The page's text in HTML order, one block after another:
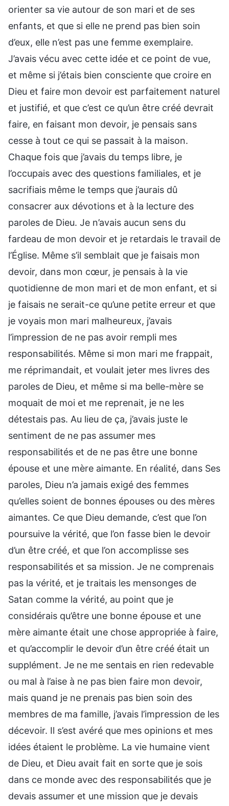
orienter sa vie autour de son mari et de ses
enfants, et que si elle ne prend pas bien soin
d’eux, elle n’est pas une femme exemplaire.
J’avais vécu avec cette idée et ce point de vue,
et même si j’étais bien consciente que croire en
Dieu et faire mon devoir est parfaitement naturel
et justifié, et que c’est ce qu’un être créé devrait
faire, en faisant mon devoir, je pensais sans
cesse à tout ce qui se passait à la maison.
Chaque fois que j’avais du temps libre, je
l’occupais avec des questions familiales, et je
sacrifiais même le temps que j’aurais dû
consacrer aux dévotions et à la lecture des
paroles de Dieu. Je n’avais aucun sens du
fardeau de mon devoir et je retardais le travail de
l’Église. Même s’il semblait que je faisais mon
devoir, dans mon cœur, je pensais à la vie
quotidienne de mon mari et de mon enfant, et si
je faisais ne serait-ce qu’une petite erreur et que
je voyais mon mari malheureux, j’avais
l’impression de ne pas avoir rempli mes
responsabilités. Même si mon mari me frappait,
me réprimandait, et voulait jeter mes livres des
paroles de Dieu, et même si ma belle-mère se
moquait de moi et me reprenait, je ne les
détestais pas. Au lieu de ça, j’avais juste le
sentiment de ne pas assumer mes
responsabilités et de ne pas être une bonne
épouse et une mère aimante. En réalité, dans Ses
paroles, Dieu n’a jamais exigé des femmes
qu’elles soient de bonnes épouses ou des mères
aimantes. Ce que Dieu demande, c’est que l’on
poursuive la vérité, que l’on fasse bien le devoir
d’un être créé, et que l’on accomplisse ses
responsabilités et sa mission. Je ne comprenais
pas la vérité, et je traitais les mensonges de
Satan comme la vérité, au point que je
considérais qu’être une bonne épouse et une
mère aimante était une chose appropriée à faire,
et qu’accomplir le devoir d’un être créé était un
supplément. Je ne me sentais en rien redevable
ou mal à l’aise à ne pas bien faire mon devoir,
mais quand je ne prenais pas bien soin des
membres de ma famille, j’avais l’impression de les
décevoir. Il s’est avéré que mes opinions et mes
idées étaient le problème. La vie humaine vient
de Dieu, et Dieu avait fait en sorte que je sois
dans ce monde avec des responsabilités que je
devais assumer et une mission que je devais